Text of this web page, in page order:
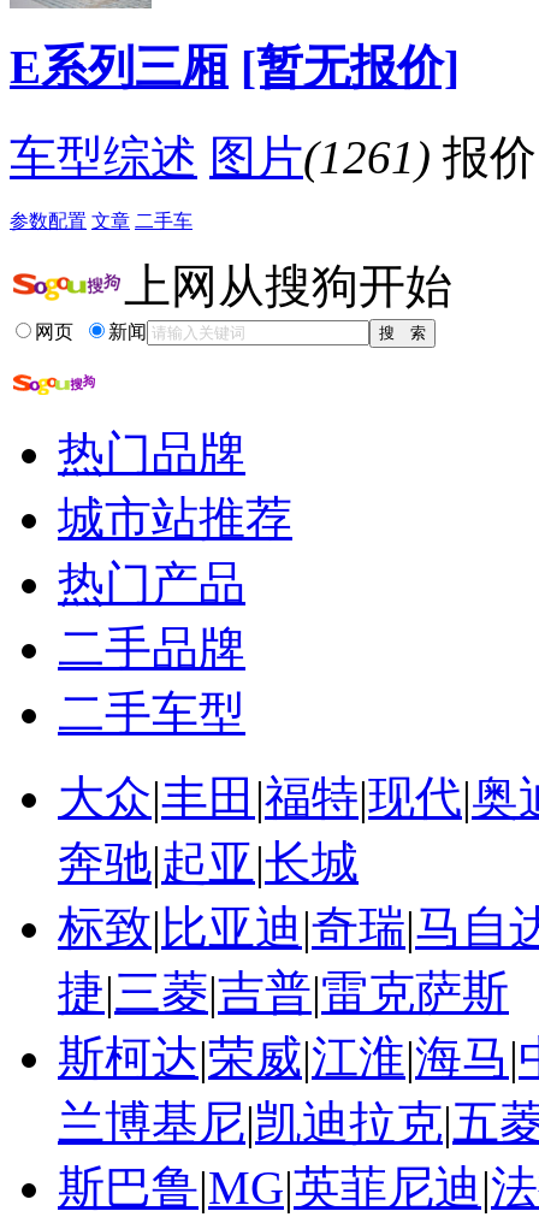
·[聊城]北京汽车E系列优惠4千元 现车销售
预算8万购车足矣 6款高性价比家用车推荐
·北京汽车-绅宝及/E系列三厢长沙正式上市
·[沈阳]北京汽车E系列三厢无优惠 需预订
相关贴子更多>>
·那些年，我们一直没搞清楚的车险
·拓疆版谍照 有锁了
·
北京汽车北京40怎么样？-记我的1年用车感受
·端午豁车日大片！与小白一起越野!求加精！！
520大事记：大姨小姨都到碗里来
·北京汽车E系列两厢怎么样？-记我的北京汽车E系列两
原车的美行地图升级电子眼数据12月5日。
E系列三厢 [暂无报价]
车型综述 图片(1261) 报价
参数配置 文章 二手车
上网从搜狗开始
网页 新闻
热门品牌
城市站推荐
热门产品
二手品牌
二手车型
大众|丰田 |福特|现代|奥
奔驰|起亚|长城
标致| 比亚迪|奇瑞|马自
捷|三菱|吉普|雷克萨斯
斯柯达|荣威|江淮|海马|
兰博基尼|凯迪拉克|五
斯巴鲁|MG|英菲尼迪|